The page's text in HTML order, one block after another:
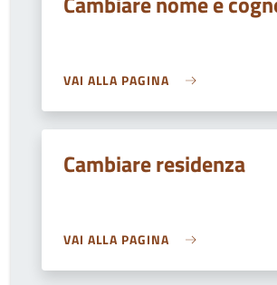
VAI ALLA PAGINA
Cambiare residenza
VAI ALLA PAGINA